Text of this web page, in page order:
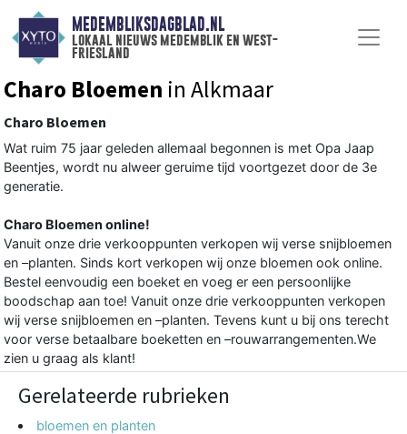
MEDEMBLIKSDAGBLAD.NL
lokaal nieuws medemblik en west-
friesland
Charo Bloemen in Alkmaar
Charo Bloemen
Wat ruim 75 jaar geleden allemaal begonnen is met Opa Jaap
Beentjes, wordt nu alweer geruime tijd voortgezet door de 3e
generatie.
Charo Bloemen online!
Vanuit onze drie verkooppunten verkopen wij verse snijbloemen
en –planten. Sinds kort verkopen wij onze bloemen ook online.
Bestel eenvoudig een boeket en voeg er een persoonlijke
boodschap aan toe! Vanuit onze drie verkooppunten verkopen
wij verse snijbloemen en –planten. Tevens kunt u bij ons terecht
voor verse betaalbare boeketten en –rouwarrangementen.We
zien u graag als klant!
Gerelateerde rubrieken
bloemen en planten